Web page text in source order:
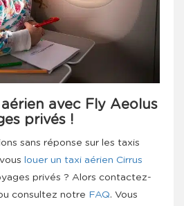
avec Fly Aeolus
privés !
sans réponse sur les taxis
louer un taxi aérien Cirrus
privés ? Alors contactez-
consultez notre FAQ. Vous